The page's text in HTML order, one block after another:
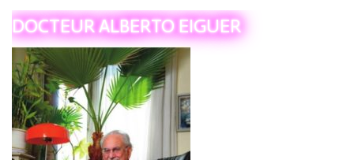
DOCTEUR ALBERTO EIGUER